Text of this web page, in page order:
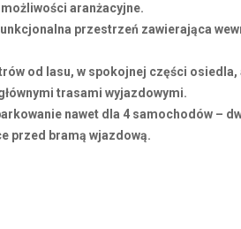
aranżacyjne.
przestrzeń zawierająca
od lasu, w spokojnej części
trasami wyjazdowymi.
nawet dla 4 samochodów –
przed bramą wjazdową.